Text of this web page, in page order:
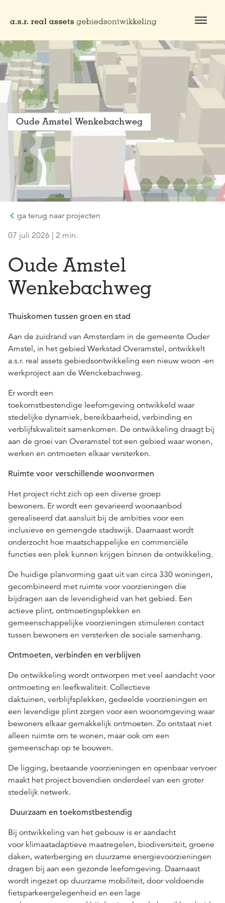
Oude Amstel Wenkebachweg
ga terug naar projecten
07 juli 2026 | 2 min.
Oude Amstel
Wenkebachweg
Thuiskomen tussen groen en stad
Aan de zuidrand van Amsterdam in de gemeente Ouder
Amstel, in het gebied Werkstad Overamstel, ontwikkelt
a.s.r. real assets gebiedsontwikkeling een nieuw woon -en
werkproject aan de Wenckebachweg.
Er wordt een
toekomstbestendige leefomgeving ontwikkeld waar
stedelijke dynamiek, bereikbaarheid, verbinding en
verblijfskwaliteit samenkomen. De ontwikkeling draagt bij
aan de groei van Overamstel tot een gebied waar wonen,
werken en ontmoeten elkaar versterken.
Ruimte voor verschillende woonvormen
Het project richt zich op een diverse groep
bewoners. Erwordt een gevarieerd woonaanbod
gerealiseerd dat aansluit bij de ambities voor een
inclusieve en gemengde stadswijk. Daarnaast wordt
onderzocht hoe maatschappelijke en commerciële
functies een plek kunnen krijgen binnen de ontwikkeling.
De huidige planvorming gaat uit van circa 330 woningen,
gecombineerd met ruimte voor voorzieningen die
bijdragen aan de levendigheid van het gebied. Een
actieve plint, ontmoetingsplekken en
gemeenschappelijke voorzieningen stimuleren contact
tussen bewoners en versterken de sociale samenhang.
Ontmoeten, verbinden en verblijven
De ontwikkeling wordt ontworpen met veel aandacht voor
ontmoeting en leefkwaliteit. Collectieve
daktuinen, verblijfsplekken, gedeelde voorzieningen en
een levendige plint zorgen voor een woonomgeving waar
bewoners elkaar gemakkelijk ontmoeten. Zo ontstaat niet
alleen ruimte om te wonen, maar ook om een
gemeenschap op te bouwen.
De ligging, bestaande voorzieningen en openbaar vervoer
maakt het project bovendien onderdeel van een groter
stedelijk netwerk.
Duurzaam en toekomstbestendig
Bij ontwikkeling van het gebouw is er aandacht
voor klimaatadaptieve maatregelen, biodiversiteit, groene
daken, waterberging en duurzame energievoorzieningen
dragen bij aan een gezonde leefomgeving. Daarnaast
wordt ingezet op duurzame mobiliteit, door voldoende
fietsparkeergelegenheid en een lage